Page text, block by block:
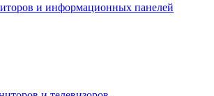
и информационных панелей